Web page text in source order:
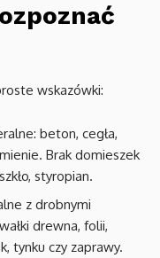
wskazówki:
beton, cegła,
Brak domieszek
styropian.
z drobnymi
drewna, folii,
tynku czy zaprawy.